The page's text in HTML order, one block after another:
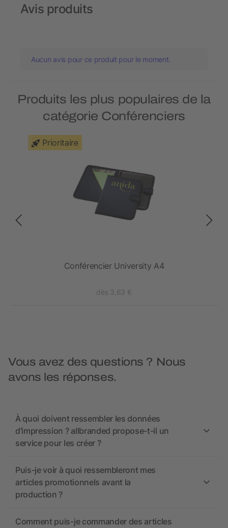
Avis produits
Aucun avis pour ce produit pour le moment.
Produits les plus populaires de la
catégorie Conférenciers
Prioritaire
Conférencier University A4
dès 3,63 €
Vous avez des questions ? Nous
avons les réponses.
À quoi doivent ressembler les données
d’impression ? allbranded propose-t-il un
service pour les créer ?
Puis-je voir à quoi ressembleront mes
articles promotionnels avant la
production ?
Comment puis-je commander des articles